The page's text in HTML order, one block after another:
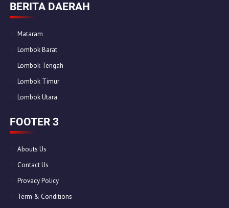
BERITA DAERAH
Mataram
Lombok Barat
Lombok Tengah
Lombok Timur
Lombok Utara
FOOTER 3
Abouts Us
Contact Us
Provacy Policy
Term & Conditions